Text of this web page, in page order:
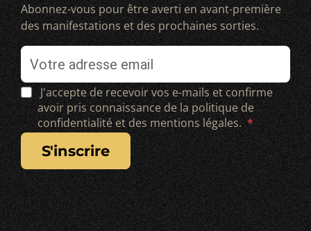
Abonnez-vous pour être averti en avant-première
des manifestations et des prochaines sorties.
J'accepte de recevoir vos e-mails et confirme
avoir pris connaissance de la politique de
confidentialité et des mentions légales.
s'inscrire